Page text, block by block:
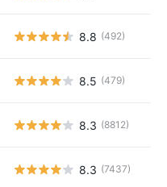
8.8 (492)
8.5 (479)
8.3 (8812)
8.3 (7437)